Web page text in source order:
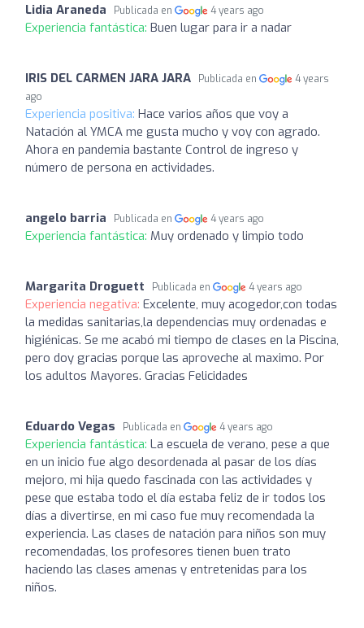
Lidia Araneda Publicada en 4 years ago
Experiencia fantástica: Buen lugar para ir a nadar
IRIS DEL CARMEN JARA JARA Publicada en
4 years
ago
Experiencia positiva: Hace varios años que voy a
Natación al YMCA me gusta mucho y voy con agrado.
Ahora en pandemia bastante Control de ingreso y
número de persona en actividades.
angelo barria Publicada en 4 years ago
Experiencia fantástica: Muy ordenado y limpio todo
Margarita Droguett Publicada en 4 years ago
Experiencia negativa: Excelente, muy acogedor,con todas
la medidas sanitarias,la dependencias muy ordenadas e
higiénicas. Se me acabó mi tiempo de clases en la Piscina,
pero doy gracias porque las aproveche al maximo. Por
los adultos Mayores. Gracias Felicidades
Eduardo Vegas Publicada en 4 years ago
Experiencia fantástica: La escuela de verano, pese a que
en un inicio fue algo desordenada al pasar de los días
mejoro, mi hija quedo fascinada con las actividades y
pese que estaba todo el día estaba feliz de ir todos los
días a divertirse, en mi caso fue muy recomendada la
experiencia. Las clases de natación para niños son muy
recomendadas, los profesores tienen buen trato
haciendo las clases amenas y entretenidas para los
niños.